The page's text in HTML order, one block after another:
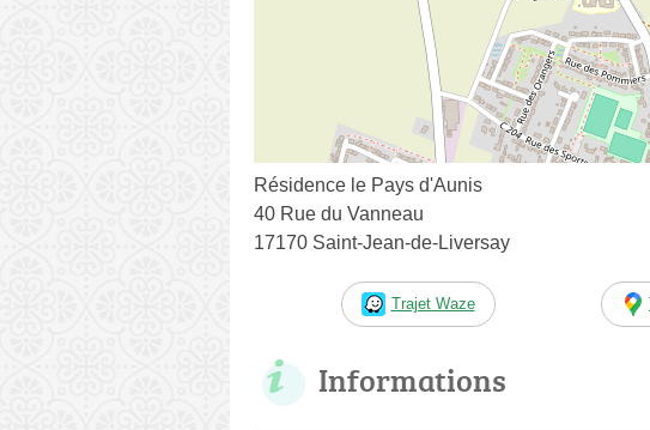
Résidence le Pays d'Aunis
40 Rue du Vanneau
17170 Saint-Jean-de-Liversay
Trajet Waze
Informations